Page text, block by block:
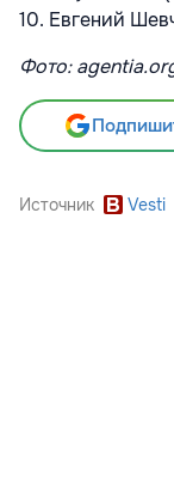
10. Евгений
Фото:
Источник Vesti